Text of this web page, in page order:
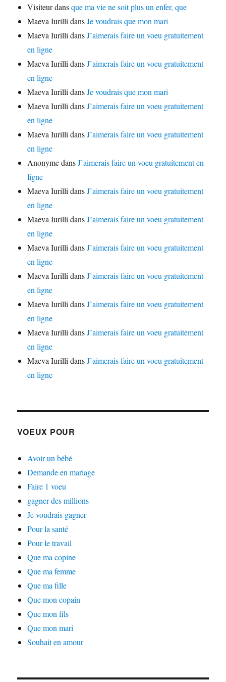
millions
Visiteurdansque ma vie ne soit plus un enfer, que
Maeva Iurilli dansJe voudrais que mon mari
Maeva Iurilli dansJ’aimerais faire un voeu gratuitement
en ligne
Maeva Iurilli dansJ’aimerais faire un voeu gratuitement
en ligne
Maeva Iurilli dansJe voudrais que mon mari
Maeva Iurilli dansJ’aimerais faire un voeu gratuitement
en ligne
Maeva Iurilli dansJ’aimerais faire un voeu gratuitement
en ligne
AnonymedansJ’aimerais faire un voeu gratuitement en
ligne
Maeva Iurilli dansJ’aimerais faire un voeu gratuitement
en ligne
Maeva Iurilli dansJ’aimerais faire un voeu gratuitement
en ligne
Maeva Iurilli dansJ’aimerais faire un voeu gratuitement
en ligne
Maeva Iurilli dansJ’aimerais faire un voeu gratuitement
en ligne
Maeva Iurilli dansJ’aimerais faire un voeu gratuitement
en ligne
Maeva Iurilli dansJ’aimerais faire un voeu gratuitement
en ligne
Maeva Iurilli dansJ’aimerais faire un voeu gratuitement
en ligne
VOEUX POUR
Avoir un bébé
Demande en mariage
Faire 1 voeu
gagner des millions
Je voudrais gagner
Pour la santé
Pour le travail
Que ma copine
Que ma femme
Que ma fille
Que mon copain
Que mon fils
Que mon mari
Souhait en amour